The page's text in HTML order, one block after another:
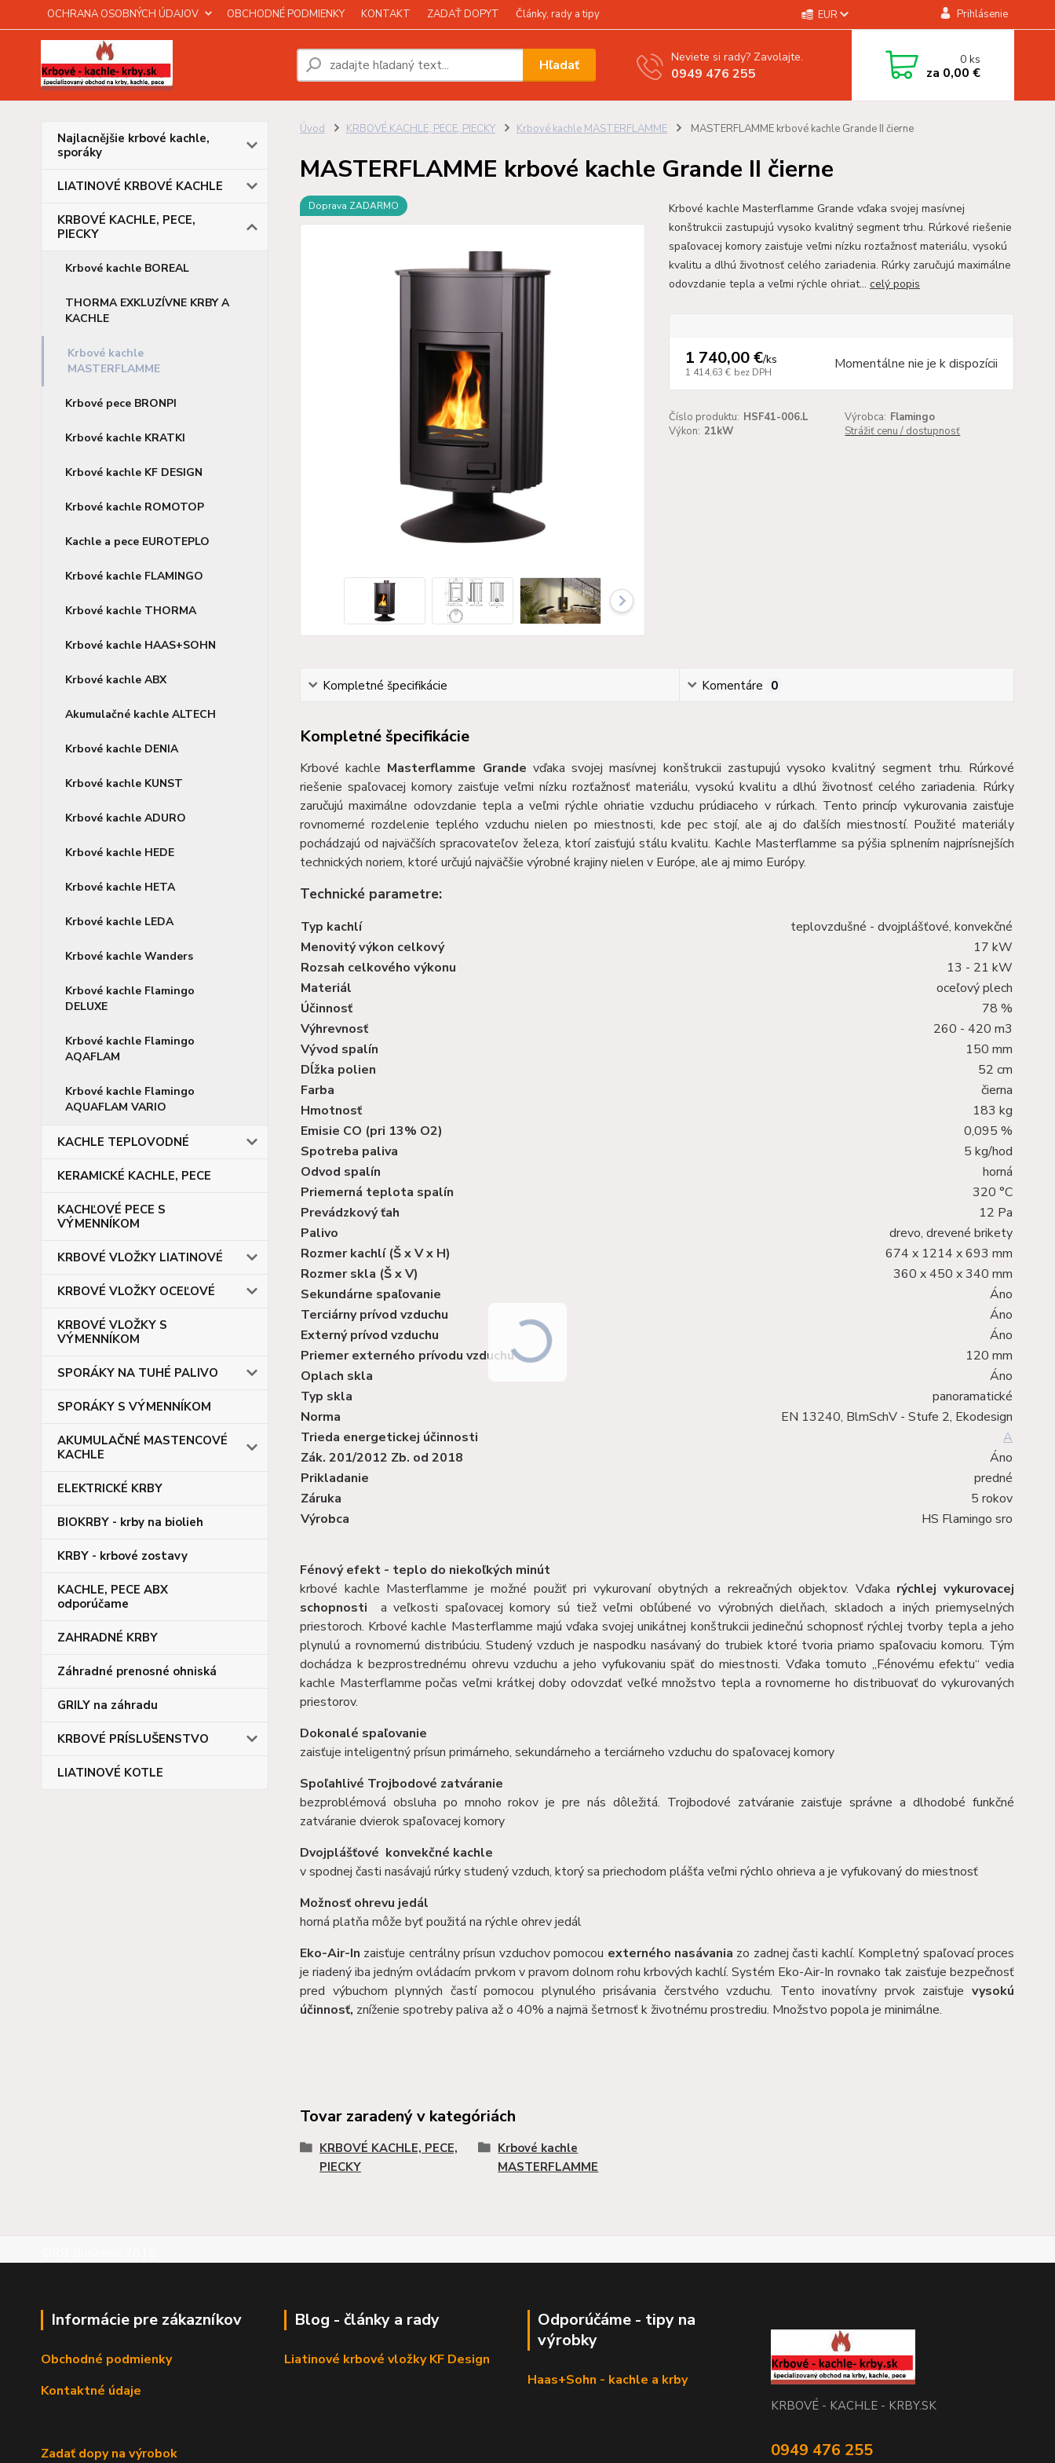
OCHRANA OSOBNÝCH ÚDAJOV OBCHODNÉ PODMIENKY KONTAKT ZADAŤ DOPYT Články, rady a tipy EUR Prihlásenie
Hľadať Neviete si rady? Zavolajte.
0949 476 255
0ks
za 0,00 €
Najlacnějšie krbové kachle,
sporáky
LIATINOVÉ KRBOVÉ KACHLE
KRBOVÉ KACHLE, PECE,
PIECKY
Krbové kachle BOREAL
THORMA EXKLUZÍVNE KRBY A
KACHLE
Krbové kachle
MASTERFLAMME
Krbové pece BRONPI
Krbové kachle KRATKI
Krbové kachle KF DESIGN
Krbové kachle ROMOTOP
Kachle a pece EUROTEPLO
Krbové kachle FLAMINGO
Krbové kachle THORMA
Krbové kachle HAAS+SOHN
Krbové kachle ABX
Akumulačné kachle ALTECH
Krbové kachle DENIA
Krbové kachle KUNST
Krbové kachle ADURO
Krbové kachle HEDE
Krbové kachle HETA
Krbové kachle LEDA
Krbové kachle Wanders
Krbové kachle Flamingo
DELUXE
Krbové kachle Flamingo
AQAFLAM
Krbové kachle Flamingo
AQUAFLAM VARIO
KACHLE TEPLOVODNÉ
KERAMICKÉ KACHLE, PECE
KACHĽOVÉ PECE S
VÝMENNÍKOM
KRBOVÉ VLOŽKY LIATINOVÉ
KRBOVÉ VLOŽKY OCEĽOVÉ
KRBOVÉ VLOŽKY S
VÝMENNÍKOM
SPORÁKY NA TUHÉ PALIVO
SPORÁKY S VÝMENNÍKOM
AKUMULAČNÉ MASTENCOVÉ
KACHLE
ELEKTRICKÉ KRBY
BIOKRBY - krby na biolieh
KRBY - krbové zostavy
KACHLE, PECE ABX
odporúčame
ZAHRADNÉ KRBY
Záhradné prenosné ohniská
GRILY na záhradu
KRBOVÉ PRÍSLUŠENSTVO
LIATINOVÉ KOTLE
Úvod KRBOVÉ KACHLE, PECE, PIECKY Krbové kachle MASTERFLAMME MASTERFLAMME krbové kachle Grande II čierne
MASTERFLAMME krbové kachle Grande II čierne
Doprava ZADARMO
Krbové kachle Masterflamme Grande vďaka svojej masívnej
konštrukcii zastupujú vysoko kvalitný segment trhu. Rúrkové riešenie
spaľovacej komory zaisťuje veľmi nízku rozťažnosť materiálu, vysokú
kvalitu a dlhú životnosť celého zariadenia. Rúrky zaručujú maximálne
odovzdanie tepla a veľmi rýchle ohriat... celý popis
1 740,00 €/ks
1 414,63 € bez DPH Momentálne nie je k dispozícii
Číslo produktu: HSF41-006.L Výrobca: Flamingo
Výkon: 21kW Strážiť cenu / dostupnosť
Kompletné špecifikácie Komentáre 0
Kompletné špecifikácie
Krbové kachle Masterflamme Grande vďaka svojej masívnej konštrukcii zastupujú vysoko kvalitný segment trhu. Rúrkové
riešenie spaľovacej komory zaisťuje veľmi nízku rozťažnosť materiálu, vysokú kvalitu a dlhú životnosť celého zariadenia. Rúrky
zaručujú maximálne odovzdanie tepla a veľmi rýchle ohriatie vzduchu prúdiaceho v rúrkach. Tento princíp vykurovania zaisťuje
rovnomerné rozdelenie teplého vzduchu nielen po miestnosti, kde pec stojí, ale aj do ďalších miestností. Použité materiály
pochádzajú od najväčších spracovateľov železa, ktorí zaisťujú stálu kvalitu. Kachle Masterflamme sa pýšia splnením najprísnejších
technických noriem, ktoré určujú najväčšie výrobné krajiny nielen v Európe, ale aj mimo Európy.
Technické parametre:
Typ kachlí
teplovzdušné - dvojplášťové, konvekčné
Menovitý výkon celkový
17 kW
Rozsah celkového výkonu
13 - 21 kW
Materiál
oceľový plech
Účinnosť
78 %
Výhrevnosť
260 - 420 m3
Vývod spalín
150 mm
Dĺžka polien
52 cm
Farba
čierna
Hmotnosť
183 kg
Emisie CO (pri 13% O2)
0,095 %
Spotreba paliva
5 kg/hod
Odvod spalín
horná
Priemerná teplota spalín
320 °C
Prevádzkový ťah
12 Pa
Palivo
drevo, drevené brikety
Rozmer kachlí (Š x V x H)
674 x 1214 x 693 mm
Rozmer skla (Š x V)
360 x 450 x 340 mm
Sekundárne spaľovanie
Áno
Terciárny prívod vzduchu
Áno
Externý prívod vzduchu
Áno
Priemer externého prívodu vzduchu
120 mm
Oplach skla
Áno
Typ skla
panoramatické
Norma
EN 13240, BlmSchV - Stufe 2, Ekodesign
Trieda energetickej účinnosti
A
Zák. 201/2012 Zb. od 2018
Áno
Prikladanie
predné
Záruka
5 rokov
Výrobca
HS Flamingo sro
Fénový efekt - teplo do niekoľkých minút
krbové kachle Masterflamme je možné použiť pri vykurovaní obytných a rekreačných objektov. Vďaka rýchlej vykurovacej
schopnosti a veľkosti spaľovacej komory sú tiež veľmi obľúbené vo výrobných dielňach, skladoch a iných priemyselných
priestoroch. Krbové kachle Masterflamme majú vďaka svojej unikátnej konštrukcii jedinečnú schopnosť rýchlej tvorby tepla a jeho
plynulú a rovnomernú distribúciu. Studený vzduch je naspodku nasávaný do trubiek ktoré tvoria priamo spaľovaciu komoru. Tým
dochádza k bezprostrednému ohrevu vzduchu a jeho vyfukovaniu späť do miestnosti. Vďaka tomuto „Fénovému efektu“ vedia
kachle Masterflamme počas veľmi krátkej doby odovzdať veľké množstvo tepla a rovnomerne ho distribuovať do vykurovaných
priestorov.
Dokonalé spaľovanie
zaisťuje inteligentný prísun primárneho, sekundárneho a terciárneho vzduchu do spaľovacej komory
Spoľahlivé Trojbodové zatváranie
bezproblémová obsluha po mnoho rokov je pre nás dôležitá. Trojbodové zatváranie zaisťuje správne a dlhodobé funkčné
zatváranie dvierok spaľovacej komory
Dvojplášťové konvekčné kachle
v spodnej časti nasávajú rúrky studený vzduch, ktorý sa priechodom plášťa veľmi rýchlo ohrieva a je vyfukovaný do miestnosť
Možnosť ohrevu jedál
horná platňa môže byť použitá na rýchle ohrev jedál
Eko-Air-In zaisťuje centrálny prísun vzduchov pomocou externého nasávania zo zadnej časti kachlí. Kompletný spaľovací proces
je riadený iba jedným ovládacím prvkom v pravom dolnom rohu krbových kachlí. Systém Eko-Air-In rovnako tak zaisťuje bezpečnosť
pred výbuchom plynných častí pomocou plynulého prisávania čerstvého vzduchu. Tento inovatívny prvok zaisťuje vysokú
účinnosť, zníženie spotreby paliva až o 40% a najmä šetrnosť k životnému prostrediu. Množstvo popola je minimálne.
Tovar zaradený v kategóriách
KRBOVÉ KACHLE, PECE,
PIECKY
Krbové kachle
MASTERFLAMME
Informácie pre zákazníkov
Obchodné podmienky
Kontaktné údaje
Zadať dopy na výrobok
Blog - články a rady
Liatinové krbové vložky KF Design
Odporúčáme - tipy na
výrobky
Haas+Sohn - kachle a krby
KRBOVÉ - KACHLE - KRBY.SK
0949 476 255